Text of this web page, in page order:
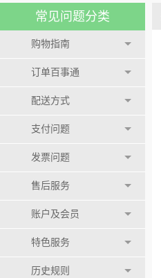
常见问题分类
购物指南
订单百事通
配送方式
支付问题
发票问题
售后服务
账户及会员
特色服务
历史规则